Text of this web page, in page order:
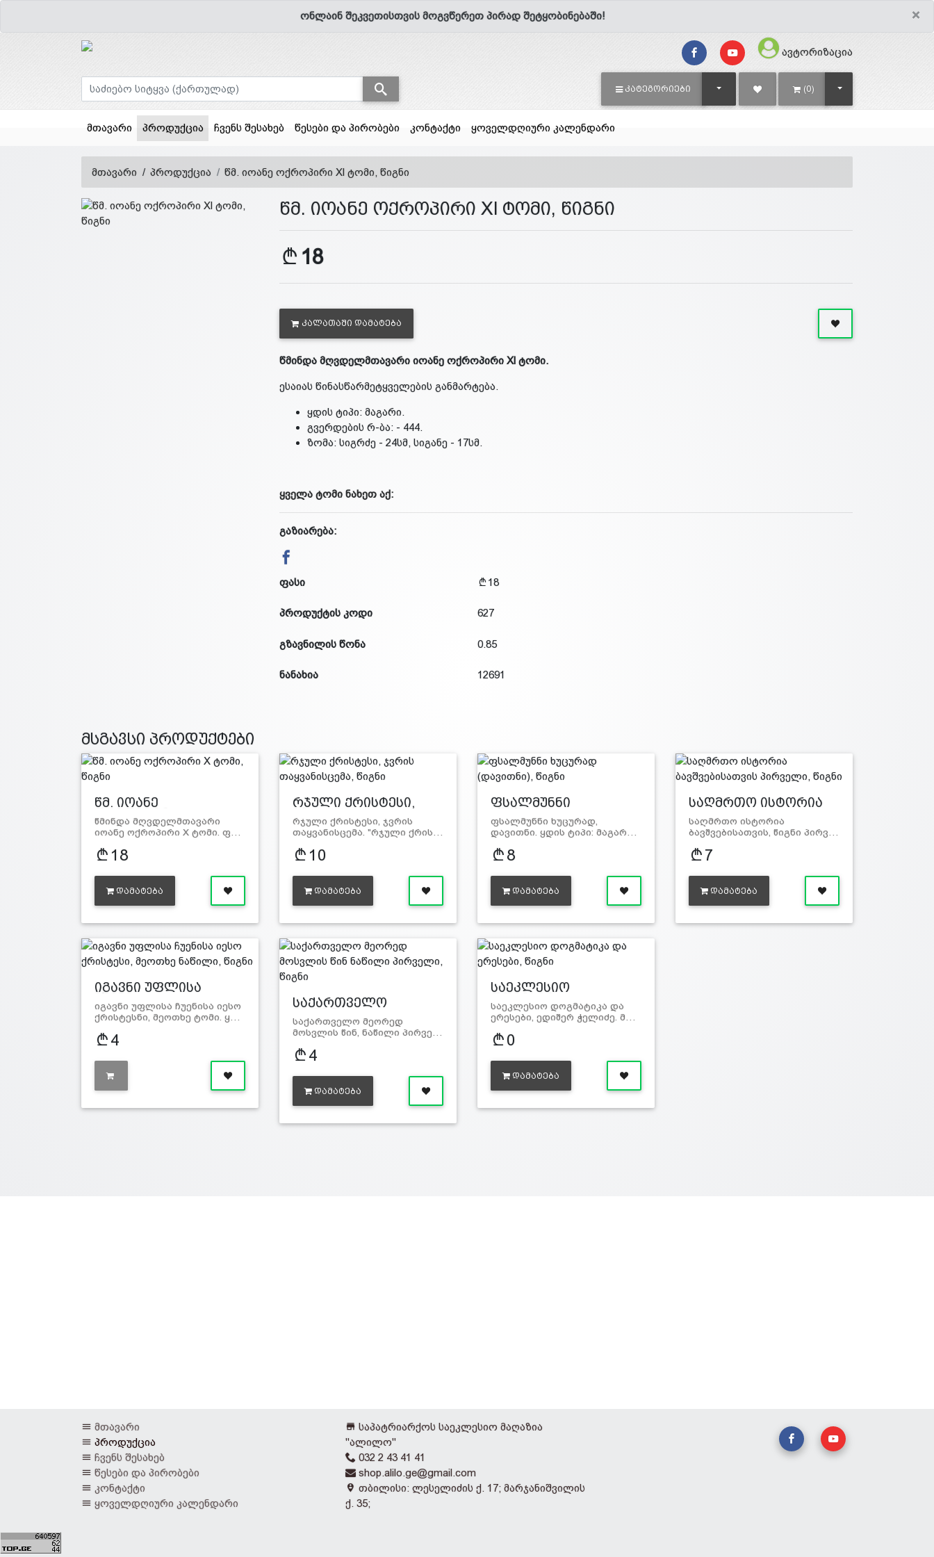
×
ონლაინ შეკვეთისთვის მოგვწერეთ პირად შეტყობინებაში!
ავტორიზაცია
ᲙᲐᲢᲔᲒᲝᲠᲘᲔᲑᲘ TOGGLE DROPDOWN(0) TOGGLE DROPDOWN
მთავარი პროდუქცია(current)
ჩვენს შესახებ წესები და პირობები კონტაქტი ყოველდღიური კალენდარი
მთავარი პროდუქცია წმ. იოანე ოქროპირი Xl ტომი, წიგნი
წმ. იოანე ოქროპირი Xl ტომი, წიგნი
18
ᲙᲐᲚᲐᲗᲐᲨᲘ ᲓᲐᲛᲐᲢᲔᲑᲐ
წმინდა მღვდელმთავარი იოანე ოქროპირი Xl ტომი.
ესაიას წინასწარმეტყველების განმარტება.
ყდის ტიპი: მაგარი.
გვერდების რ-ბა: - 444.
ზომა: სიგრძე - 24სმ, სიგანე - 17სმ.
ყველა ტომი ნახეთ აქ:
გაზიარება:
ფასი 18
პროდუქტის კოდი 627
გზავნილის წონა 0.85
ნანახია 12691
მსგავსი პროდუქტები
წმ. იოანე
წმინდა მღვდელმთავარი
იოანე ოქროპირი X ტომი. ფ…
18
ᲓᲐᲛᲐᲢᲔᲑᲐ
რჯული ქრისტესი,
რჯული ქრისტესი, ჯვრის
თაყვანისცემა. "რჯული ქრის…
10
ᲓᲐᲛᲐᲢᲔᲑᲐ
ფსალმუნნი
ფსალმუნნი ხუცურად,
დავითნი. ყდის ტიპი: მაგარ…
8
ᲓᲐᲛᲐᲢᲔᲑᲐ
საღმრთო ისტორია
საღმრთო ისტორია
ბავშვებისათვის, წიგნი პირვ…
7
ᲓᲐᲛᲐᲢᲔᲑᲐ
იგავნი უფლისა
იგავნი უფლისა ჩუენისა იესო
ქრისტესნი, მეოთხე ტომი. ყ…
4
საქართველო
საქართველო მეორედ
მოსვლის წინ, ნაწილი პირვე…
4
ᲓᲐᲛᲐᲢᲔᲑᲐ
საეკლესიო
საეკლესიო დოგმატიკა და
ერესები, ედიშერ ჭელიძე. მ…
0
ᲓᲐᲛᲐᲢᲔᲑᲐ
მთავარი
პროდუქცია
ჩვენს შესახებ
წესები და პირობები
კონტაქტი
ყოველდღიური კალენდარი
საპატრიარქოს საეკლესიო მაღაზია
"ალილო"
032 2 43 41 41
shop.alilo.ge@gmail.com
თბილისი: ლესელიძის ქ. 17; მარჯანიშვილის
ქ. 35;